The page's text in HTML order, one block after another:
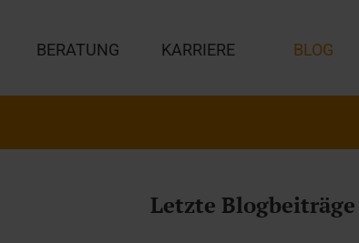
BERATUNG KARRIERE BLOG
Letzte Blogbeiträge